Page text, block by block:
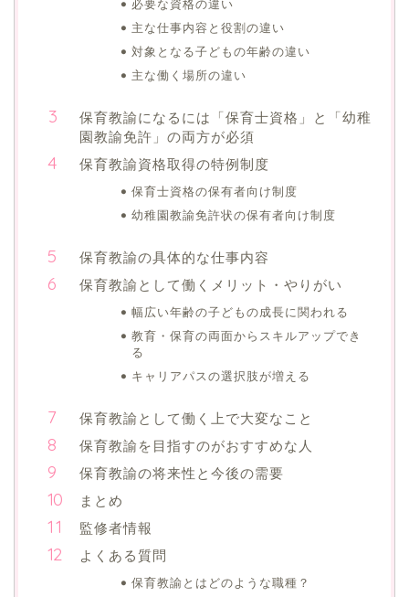
必要な資格の違い
主な仕事内容と役割の違い
対象となる子どもの年齢の違い
主な働く場所の違い
保育教諭になるには「保育士資格」と「幼稚
園教諭免許」の両方が必須
保育教諭資格取得の特例制度
保育士資格の保有者向け制度
幼稚園教諭免許状の保有者向け制度
保育教諭の具体的な仕事内容
保育教諭として働くメリット・やりがい
幅広い年齢の子どもの成長に関われる
教育・保育の両面からスキルアップでき
る
キャリアパスの選択肢が増える
保育教諭として働く上で大変なこと
保育教諭を目指すのがおすすめな人
保育教諭の将来性と今後の需要
まとめ
監修者情報
よくある質問
保育教諭とはどのような職種？